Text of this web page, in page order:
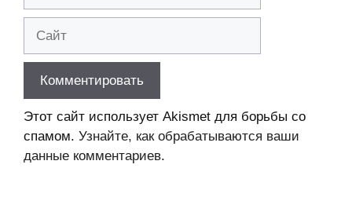
Этот сайт использует Akismet для борьбы со
спамом. Узнайте, как обрабатываются ваши
данные комментариев.